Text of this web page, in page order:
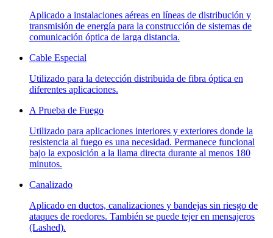
Aplicado a instalaciones aéreas en líneas de distribución y
transmisión de energía para la construcción de sistemas de
comunicación óptica de larga distancia.
Cable Especial
Utilizado para la detección distribuida de fibra óptica en
diferentes aplicaciones.
A Prueba de Fuego
Utilizado para aplicaciones interiores y exteriores donde la
resistencia al fuego es una necesidad. Permanece funcional
bajo la exposición a la llama directa durante al menos 180
minutos.
Canalizado
Aplicado en ductos, canalizaciones y bandejas sin riesgo de
ataques de roedores. También se puede tejer en mensajeros
(Lashed).